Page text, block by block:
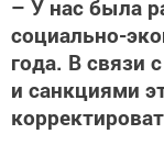
– У нас была
социально-
года. В связи
и санкциями